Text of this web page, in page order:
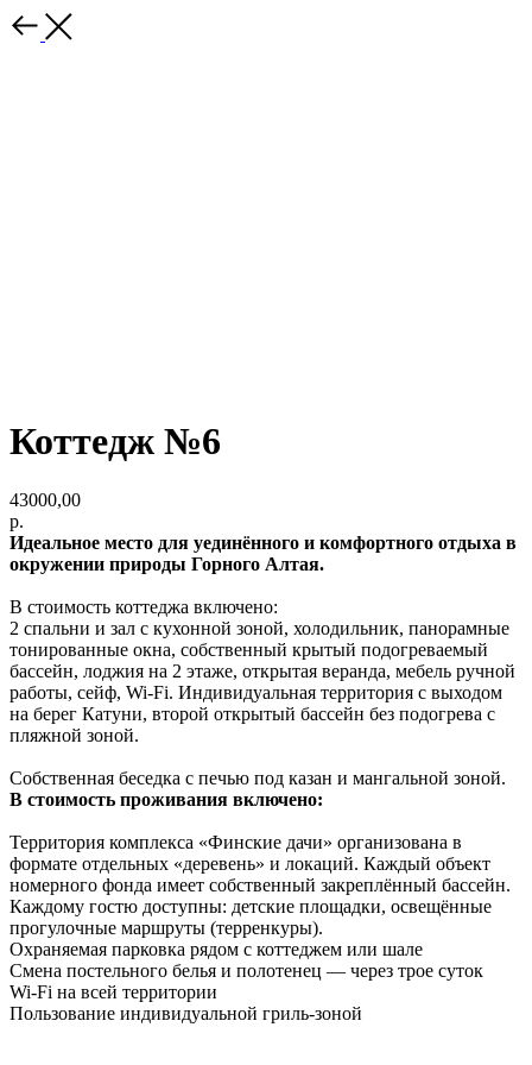
Коттедж №6
43000,00
р.
Идеальное место для уединённого и комфортного отдыха в
окружении природы Горного Алтая.
В стоимость коттеджа включено:
2 спальни и зал с кухонной зоной, холодильник, панорамные
тонированные окна, собственный крытый подогреваемый
бассейн, лоджия на 2 этаже, открытая веранда, мебель ручной
работы, сейф, Wi-Fi. Индивидуальная территория с выходом
на берег Катуни, второй открытый бассейн без подогрева с
пляжной зоной.
Собственная беседка с печью под казан и мангальной зоной.
В стоимость проживания включено:
Территория комплекса «Финские дачи» организована в
формате отдельных «деревень» и локаций. Каждый объект
номерного фонда имеет собственный закреплённый бассейн.
Каждому гостю доступны: детские площадки, освещённые
прогулочные маршруты (терренкуры).
Охраняемая парковка рядом с коттеджем или шале
Смена постельного белья и полотенец — через трое суток
Wi-Fi на всей территории
Пользование индивидуальной гриль-зоной